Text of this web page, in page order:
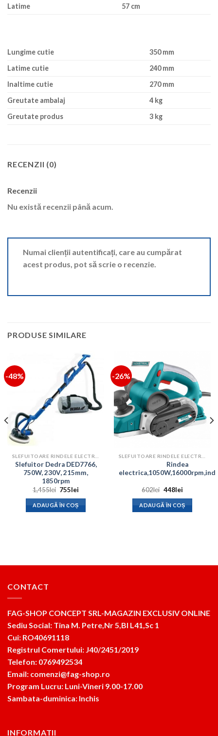
Latime
57 cm
Lungime cutie
350 mm
Latime cutie
240 mm
Inaltime cutie
270 mm
Greutate ambalaj
4 kg
Greutate produs
3 kg
RECENZII (0)
Recenzii
Nu există recenzii până acum.
Numai clienții autentificați, care au cumpărat
acest produs, pot să scrie o recenzie.
PRODUSE SIMILARE
-48%
Slefuitor Dedra DED7766,
750W, 230V, 215mm,
1850rpm
1,455lei Prețul
a
fost:
1,455lei.
755lei
ADAUGĂ ÎN COȘ
-26%
Rindea
602lei Prețul
a
fost:
602lei.
448leiPrețul
este:
448lei.
ADAUGĂ ÎN COȘ
CONTACT
FAG-SHOP CONCEPT SRL-MAGAZIN EXCLUSIV ONLINE
Sediu Social: Tina M. Petre,Nr 5,Bl L41,Sc 1
Cui: RO40691118
Registrul Comertului: J40/2451/2019
Telefon: 0769492534
Email: comenzi@fag-shop.ro
Program Lucru: Luni-Vineri 9.00-17.00
Sambata-duminica: Inchis
INFORMATII